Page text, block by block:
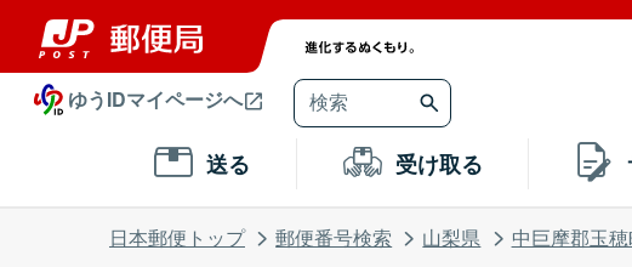
ゆうIDマイページへ
送る 受け取る
日本郵便トップ 郵便番号検索 山梨県 中巨摩郡玉